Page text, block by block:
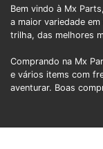
Bem vindo à Mx
a maior variedade
trilha, das melhores
Comprando na Mx
e vários items com
aventurar. Boas